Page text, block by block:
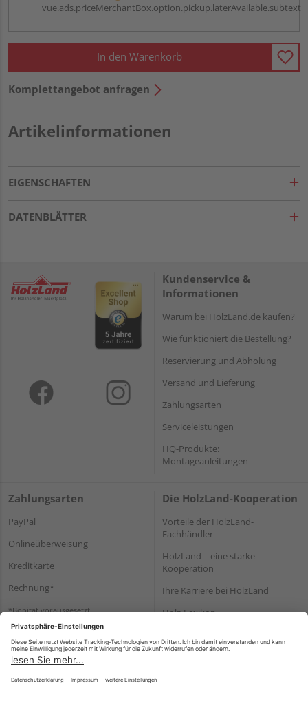
vue.ads.priceMerchantBox.option.pickup.laterAvailable.subtext
In den Warenkorb
Komplettangebot anfragen
Artikelinformationen
EIGENSCHAFTEN
DATENBLÄTTER
Kundenservice &
Informationen
Warum bei HolzLand.de kaufen?
Wie funktioniert die Bestellung?
Reservierung und Abholung
Versand und Lieferung
Zahlungsarten
Serviceleistungen
HQ-Produkte:
Montageanleitungen
Zahlungsarten
PayPal
Onlineüberweisung
Kreditkarte
Rechnung*
*Bonität vorausgesetzt
Die HolzLand-Kooperation
Vorteile der HolzLand-
Fachhändler
HolzLand – eine starke
Kooperation
Ihre Karriere bei HolzLand
Holz-Lexikon